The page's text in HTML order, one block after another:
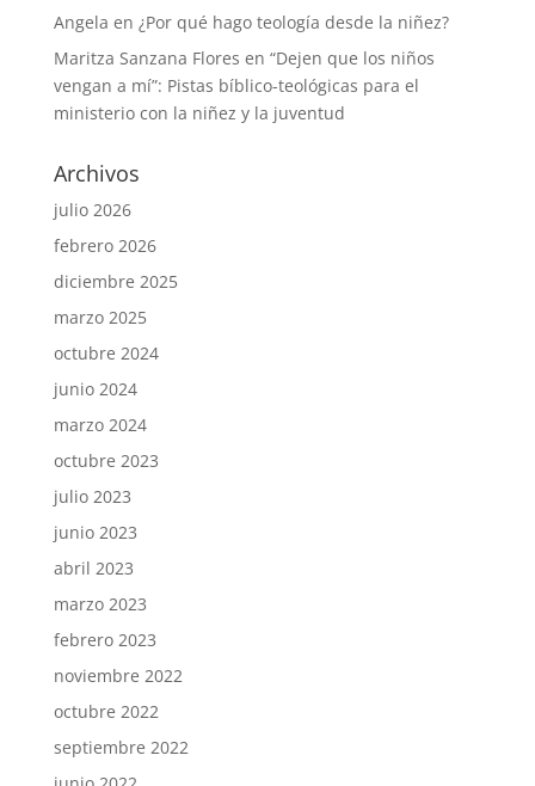
Angela en ¿Por qué hago teología desde la niñez?
Maritza Sanzana Flores en “Dejen que los niños
vengan a mí”: Pistas bíblico-teológicas para el
ministerio con la niñez y la juventud
Archivos
julio 2026
febrero 2026
diciembre 2025
marzo 2025
octubre 2024
junio 2024
marzo 2024
octubre 2023
julio 2023
junio 2023
abril 2023
marzo 2023
febrero 2023
noviembre 2022
octubre 2022
septiembre 2022